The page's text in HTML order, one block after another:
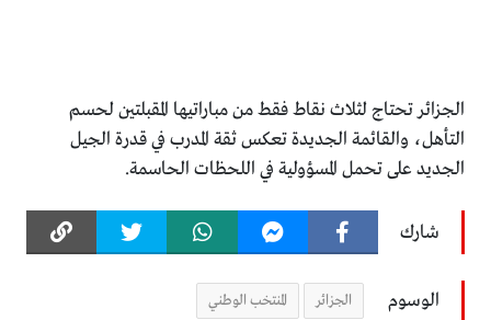
الجزائر تحتاج لثلاث نقاط فقط من مباراتيها المقبلتين لحسم
التأهل، والقائمة الجديدة تعكس ثقة المدرب في قدرة الجيل
الجديد على تحمل المسؤولية في اللحظات الحاسمة.
شارك
الوسوم الجزائر المنتخب الوطني